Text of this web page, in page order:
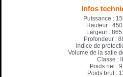
Infos
Puissance :
Hauteur :
Largeur : 865
Profondeur :
Indice de
Volume de la salle
Classe : II
Poids net :
Poids brut :